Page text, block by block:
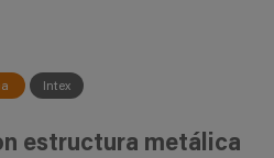
Intex
estructura metálica